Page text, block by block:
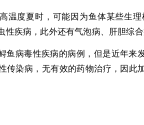
温度夏时，可能因为鱼体某些生
性疾病，此外还有气泡病、肝胆综
鱼病毒性疾病的病例，但是近年
传染病，无有效的药物治疗，因